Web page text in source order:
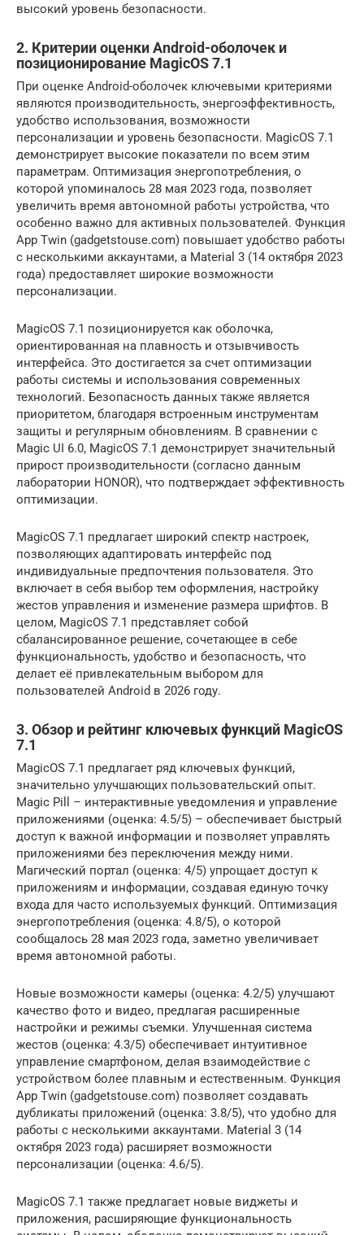
высокий уровень безопасности.
2. Критерии оценки Android-оболочек и
позиционирование MagicOS 7.1
При оценке Android-оболочек ключевыми критериями
являются производительность, энергоэффективность,
удобство использования, возможности
персонализации и уровень безопасности. MagicOS 7.1
демонстрирует высокие показатели по всем этим
параметрам. Оптимизация энергопотребления, о
которой упоминалось 28 мая 2023 года, позволяет
увеличить время автономной работы устройства, что
особенно важно для активных пользователей. Функция
App Twin (gadgetstouse.com) повышает удобство работы
с несколькими аккаунтами, а Material 3 (14 октября 2023
года) предоставляет широкие возможности
персонализации.
MagicOS 7.1 позиционируется как оболочка,
ориентированная на плавность и отзывчивость
интерфейса. Это достигается за счет оптимизации
работы системы и использования современных
технологий. Безопасность данных также является
приоритетом, благодаря встроенным инструментам
защиты и регулярным обновлениям. В сравнении с
Magic UI 6.0, MagicOS 7.1 демонстрирует значительный
прирост производительности (согласно данным
лаборатории HONOR), что подтверждает эффективность
оптимизации.
MagicOS 7.1 предлагает широкий спектр настроек,
позволяющих адаптировать интерфейс под
индивидуальные предпочтения пользователя. Это
включает в себя выбор тем оформления, настройку
жестов управления и изменение размера шрифтов. В
целом, MagicOS 7.1 представляет собой
сбалансированное решение, сочетающее в себе
функциональность, удобство и безопасность, что
делает её привлекательным выбором для
пользователей Android в 2026 году.
3. Обзор и рейтинг ключевых функций MagicOS
7.1
MagicOS 7.1 предлагает ряд ключевых функций,
значительно улучшающих пользовательский опыт.
Magic Pill – интерактивные уведомления и управление
приложениями (оценка: 4.5/5) – обеспечивает быстрый
доступ к важной информации и позволяет управлять
приложениями без переключения между ними.
Магический портал (оценка: 4/5) упрощает доступ к
приложениям и информации, создавая единую точку
входа для часто используемых функций. Оптимизация
энергопотребления (оценка: 4.8/5), о которой
сообщалось 28 мая 2023 года, заметно увеличивает
время автономной работы.
Новые возможности камеры (оценка: 4.2/5) улучшают
качество фото и видео, предлагая расширенные
настройки и режимы съемки. Улучшенная система
жестов (оценка: 4.3/5) обеспечивает интуитивное
управление смартфоном, делая взаимодействие с
устройством более плавным и естественным. Функция
App Twin (gadgetstouse.com) позволяет создавать
дубликаты приложений (оценка: 3.8/5), что удобно для
работы с несколькими аккаунтами. Material 3 (14
октября 2023 года) расширяет возможности
персонализации (оценка: 4.6/5).
MagicOS 7.1 также предлагает новые виджеты и
приложения, расширяющие функциональность